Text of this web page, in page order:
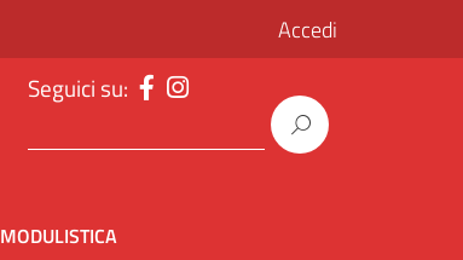
Accedi
Seguici su:
MODULISTICA